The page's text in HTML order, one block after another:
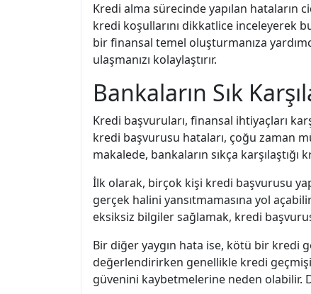
Kredi alma sürecinde yapılan
kredi koşullarını dikkatlice inceleyerek
bir finansal temel oluşturmanıza
ulaşmanızı kolaylaştırır.
Bankaların Sık
Kredi başvuruları, finansal ihtiyaçları
kredi başvurusu hataları, çoğu zaman
makalede, bankaların sıkça
İlk olarak, birçok kişi kredi başvurusu
gerçek halini yansıtmamasına yol
eksiksiz bilgiler sağlamak, kredi
Bir diğer yaygın hata ise, kötü bir kredi
değerlendirirken genellikle kredi
güvenini kaybetmelerine neden olabilir.